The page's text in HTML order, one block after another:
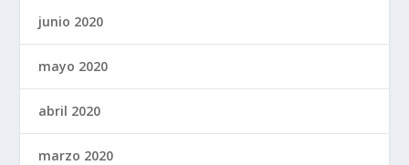
junio 2020
mayo 2020
abril 2020
marzo 2020